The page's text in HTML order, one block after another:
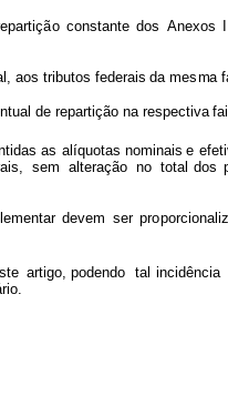
ão constante dos Anexos
l, aos tri butos federais damesma f
tual de repartição na respectiva f
asas alíquotas nominais e ef
sem alteração no total dos
ementar devem ser proporcion
artigo, podendo tal incidência
.